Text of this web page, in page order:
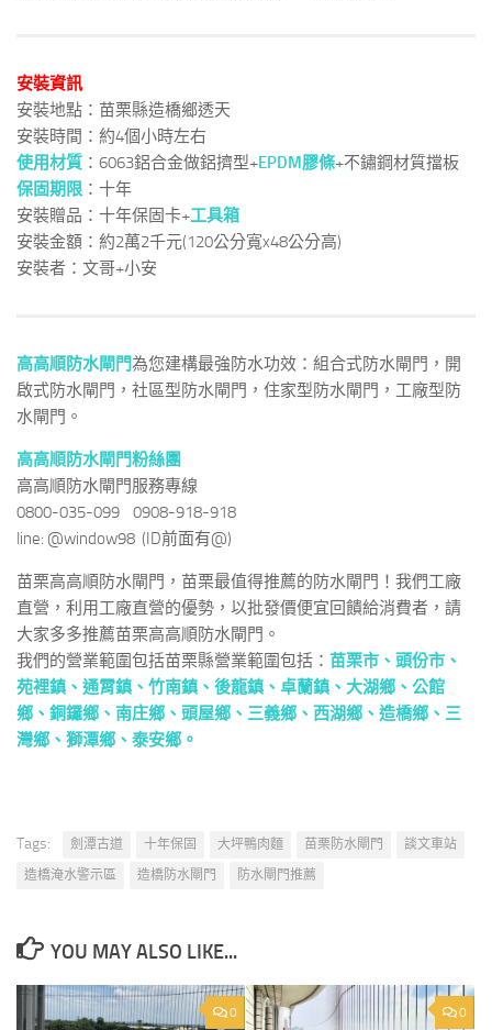
安裝資訊
安裝地點：苗栗縣造橋鄉透天
安裝時間：約4個小時左右
使用材質 ：6063鋁合金做鋁擠型+EPDM膠條+不鏽鋼材質擋板
保固期限 ：十年
安裝贈品：十年保固卡+工具箱
安裝金額：約2萬2千元(120公分寬x48公分高)
安裝者：文哥+小安
高高順防水閘門為您建構最強防水功效：組合式防水閘門，開
啟式防水閘門，社區型防水閘門，住家型防水閘門，工廠型防
水閘門。
高高順防水閘門粉絲團
高高順防水閘門服務專線
0800-035-099 0908-918-918
line: @window98 (ID前面有@)
苗栗高高順防水閘門，苗栗最值得推薦的防水閘門！我們工廠
直營，利用工廠直營的優勢，以批發價便宜回饋給消費者，請
大家多多推薦苗栗高高順防水閘門。
我們的營業範圍包括苗栗縣營業範圍包括： 苗栗市 、 頭份市 、
苑裡鎮 、 通霄鎮 、 竹南鎮 、 後龍鎮 、 卓蘭鎮 、 大湖鄉 、 公館
鄉 、 銅鑼鄉 、 南庄鄉 、 頭屋鄉 、 三義鄉 、 西湖鄉 、 造橋鄉 、 三
灣鄉 、 獅潭鄉 、 泰安鄉 。
Tags: 劍潭古道 十年保固 大坪鴨肉麵 苗栗防水閘門
談文車站
造橋淹水警示區
造橋防水閘門 防水閘門推薦
YOU MAY ALSO LIKE...
0 0